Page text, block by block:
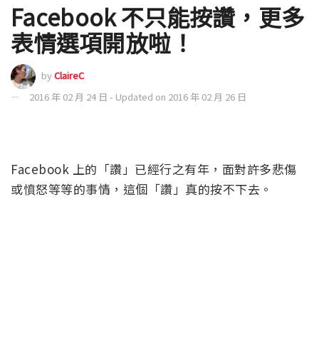
Facebook 不只能按讚，更多
表情選項開放啦！
byClaireC
2016 年 02 月 24 日 - Updated on 2016 年 02 月 26 日
Facebook 上的「讚」已經行之有年，面對許多悲傷
或憤怒等等的事情，這個「讚」真的按不下去。